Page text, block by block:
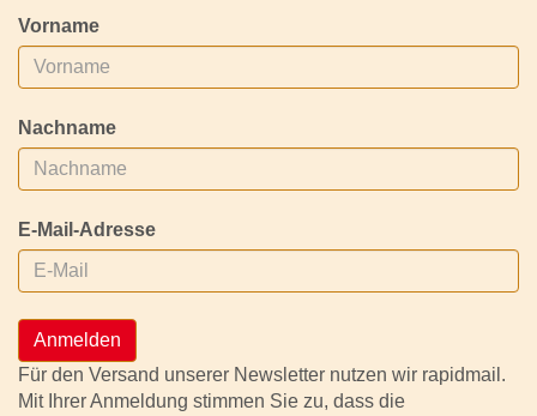
Vorname
Nachname
E-Mail-Adresse
Anmelden
Für den Versand unserer Newsletter nutzen wir rapidmail.
Mit Ihrer Anmeldung stimmen Sie zu, dass die